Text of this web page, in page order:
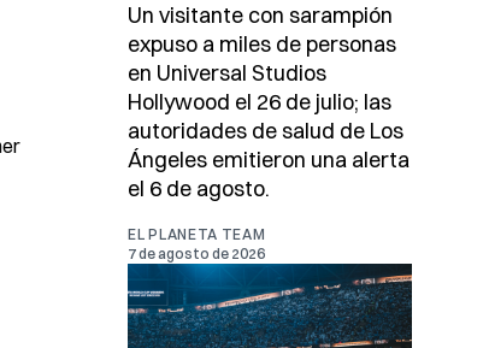
Un visitante con sarampión
expuso a miles de personas
en Universal Studios
Hollywood el 26 de julio; las
autoridades de salud de Los
Ángeles emitieron una alerta
el 6 de agosto.
EL PLANETA TEAM
7 de agosto de 2026